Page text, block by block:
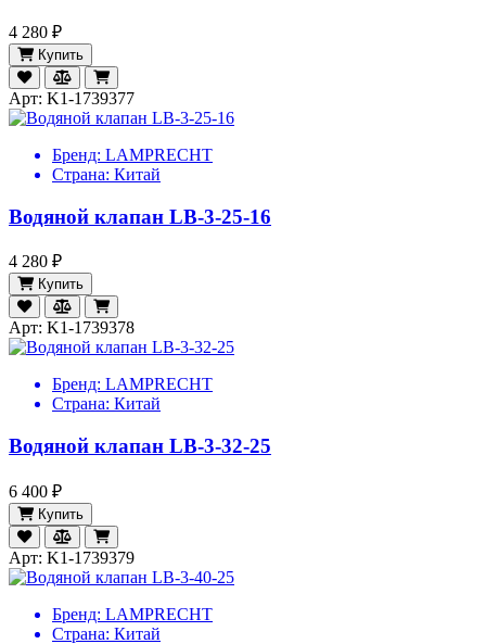
4 280 ₽
Купить
Арт: K1-1739377
Бренд: LAMPRECHT
Страна: Китай
Водяной клапан LB-3-25-16
4 280 ₽
Купить
Арт: K1-1739378
Бренд: LAMPRECHT
Страна: Китай
Водяной клапан LB-3-32-25
6 400 ₽
Купить
Арт: K1-1739379
Бренд: LAMPRECHT
Страна: Китай